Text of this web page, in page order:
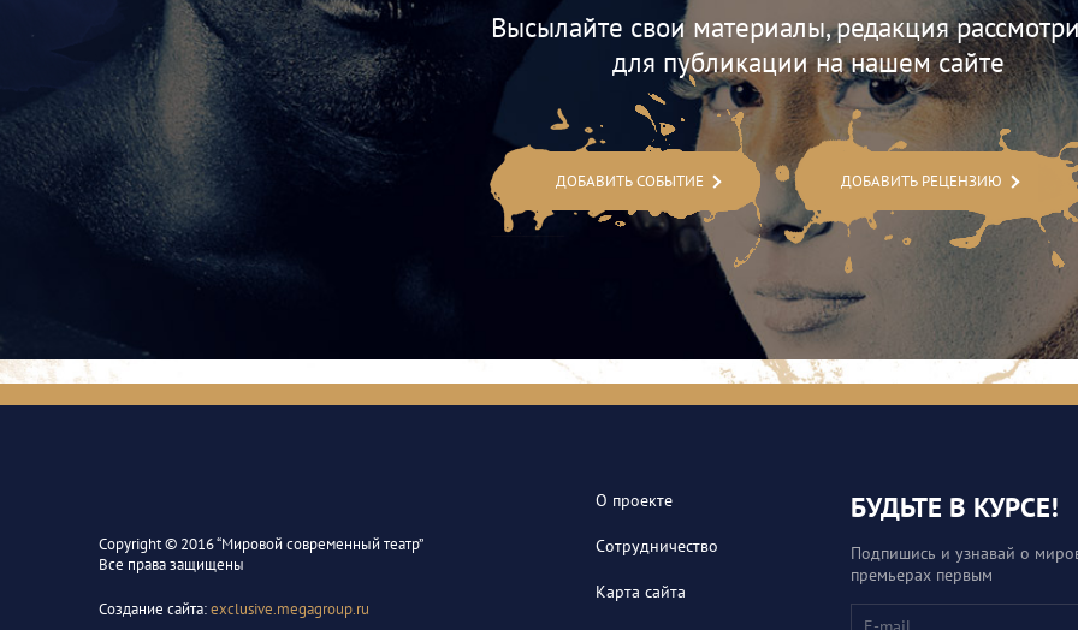
Высылайте свои материалы, редакция
для публикации на нашем сайте
ДОБАВИТЬ СОБЫТИЕ ДОБАВИТЬ РЕЦЕНЗИЮ
Сopyright © 2016 “Мировой современный театр”
Все права защищены
Создание сайта:exclusive.megagroup.ru
О проекте
Сотрудничество
Карта сайта
БУДЬТЕ В КУРСЕ!
Подпишись и узнавай о
премьерах первым